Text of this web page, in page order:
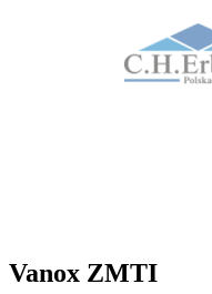
Vanox ZMTI